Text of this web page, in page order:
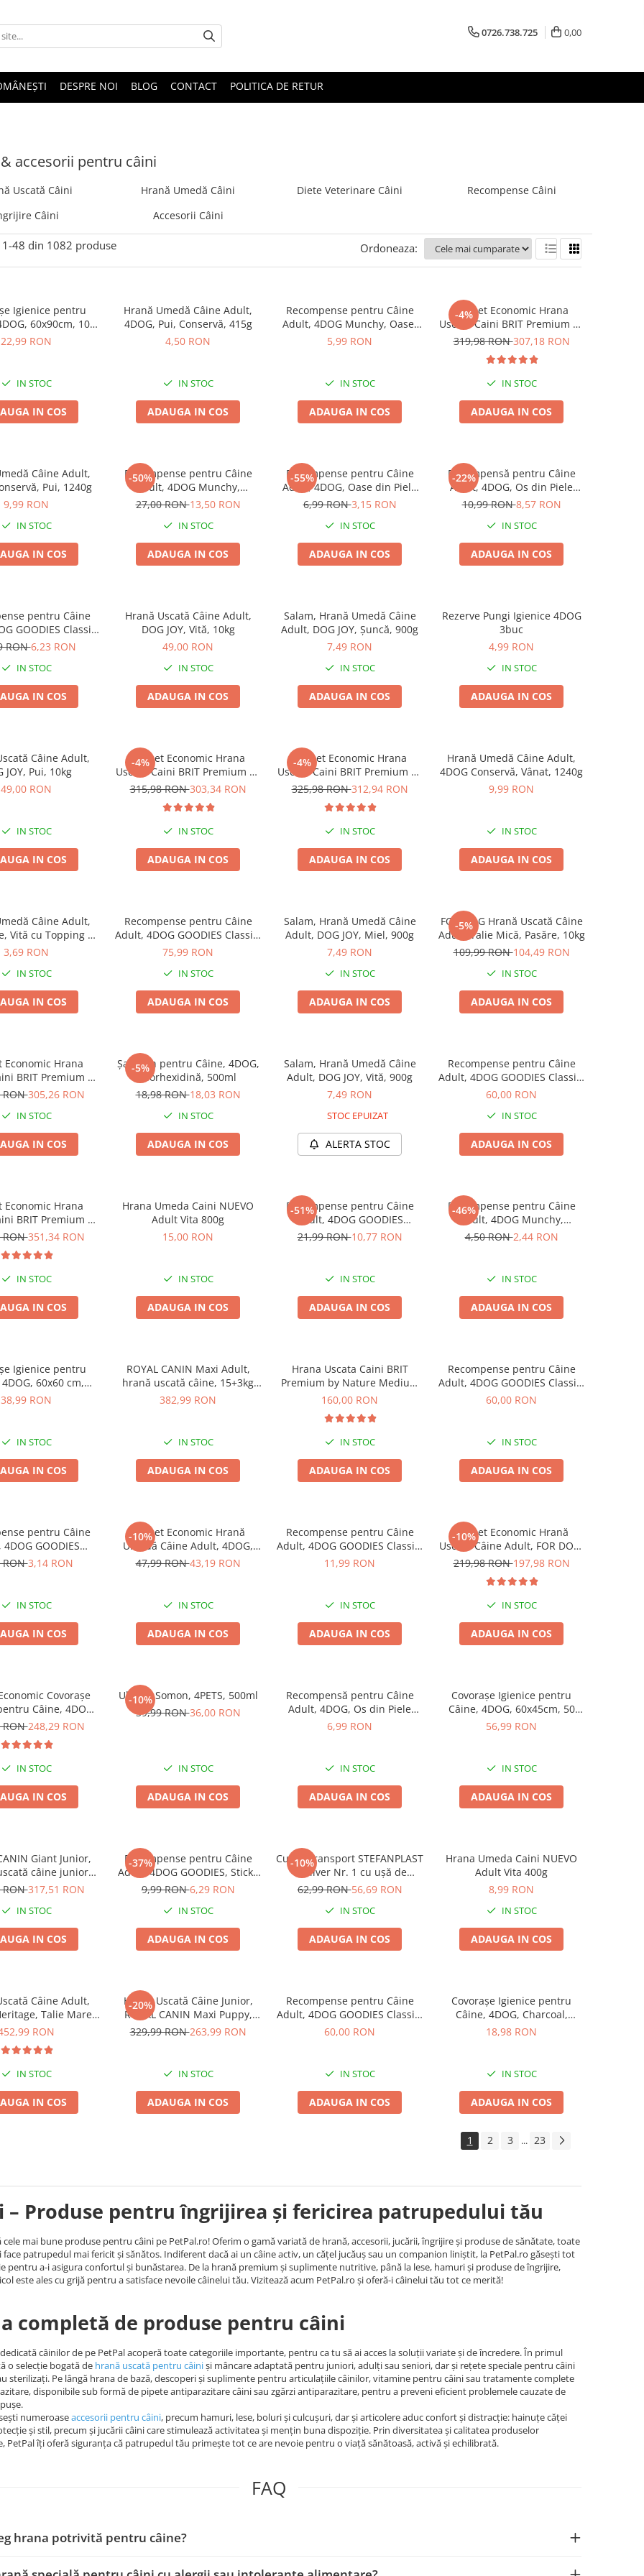
0726.738.725 0,00
DESPRE NOI BLOG CONTACT POLITICA DE RETUR
accesorii pentru câini
Uscată Câini Hrană Umedă Câini Diete Veterinare Câini
Recompense Câini
Câini
Accesorii Câini
1-48 din 1082 produse Ordoneaza:
Igienice pentru
60x90cm, 10
bucăți
22,99 RON
IN STOC
IN COS
Hrană Umedă Câine Adult,
4DOG, Pui, Conservă, 415g
4,50 RON
IN STOC
ADAUGA IN COS
Recompense pentru Câine
Adult, 4DOG Munchy, Oase,
Vită, 10cm, 3 bucăți
5,99 RON
IN STOC
ADAUGA IN COS
-4%
Pachet Economic Hrana
Uscata Caini BRIT Premium by
Nature Medium Adult 2x15kg
319,98 RON307,18 RON
IN STOC
ADAUGA IN COS
Câine Adult,
Pui, 1240g
9,99 RON
IN STOC
IN COS
-50%
Recompense pentru Câine
Adult, 4DOG Munchy,
Batoane, Vită, 12.5cm, 100
27,00 RON13,50 RON
IN STOC
ADAUGA IN COS
-55%
Recompense pentru Câine
Adult, 4DOG, Oase din Piele
Presată, 8.5cm, 3 bucăți
6,99 RON3,15 RON
IN STOC
ADAUGA IN COS
-22%
Recompensă pentru Câine
Adult, 4DOG, Os din Piele
Presată, 22cm
10,99 RON8,57 RON
IN STOC
ADAUGA IN COS
pentru Câine
GOODIES Classic,
Pui și Orez, 100g
RON6,23 RON
IN STOC
IN COS
Hrană Uscată Câine Adult,
DOG JOY, Vită, 10kg
49,00 RON
IN STOC
ADAUGA IN COS
Salam, Hrană Umedă Câine
Adult, DOG JOY, Șuncă, 900g
7,49 RON
IN STOC
ADAUGA IN COS
Rezerve Pungi Igienice 4DOG
3buc
4,99 RON
IN STOC
ADAUGA IN COS
Câine Adult,
JOY, Pui, 10kg
49,00 RON
IN STOC
IN COS
-4%
Pachet Economic Hrana
Uscata Caini BRIT Premium by
Nature Maxi/Giant Senior
315,98 RON303,34 RON
IN STOC
ADAUGA IN COS
-4%
Pachet Economic Hrana
Uscata Caini BRIT Premium by
Nature Maxi Adult 2x15kg
325,98 RON312,94 RON
IN STOC
ADAUGA IN COS
Hrană Umedă Câine Adult,
4DOG Conservă, Vânat, 1240g
9,99 RON
IN STOC
ADAUGA IN COS
Câine Adult,
Vită cu Topping de
Legume, 150g
3,69 RON
IN STOC
IN COS
Recompense pentru Câine
Adult, 4DOG GOODIES Classic,
Piele Presată și Pui, 1kg
75,99 RON
IN STOC
ADAUGA IN COS
Salam, Hrană Umedă Câine
Adult, DOG JOY, Miel, 900g
7,49 RON
IN STOC
ADAUGA IN COS
-5%
FOR DOG Hrană Uscată Câine
Adult, Talie Mică, Pasăre, 10kg
109,99 RON104,49 RON
IN STOC
ADAUGA IN COS
Economic Hrana
BRIT Premium by
Light 2x15kg
RON305,26 RON
IN STOC
IN COS
-5%
Șampon pentru Câine, 4DOG,
Clorhexidină, 500ml
18,98 RON18,03 RON
IN STOC
ADAUGA IN COS
Salam, Hrană Umedă Câine
Adult, DOG JOY, Vită, 900g
7,49 RON
STOC EPUIZAT
ALERTA STOC
Recompense pentru Câine
Adult, 4DOG GOODIES Classic,
Dumbbells cu Pui, 1kg
60,00 RON
IN STOC
ADAUGA IN COS
Economic Hrana
BRIT Premium by
Adult 2x15kg
RON351,34 RON
IN STOC
IN COS
Hrana Umeda Caini NUEVO
Adult Vita 800g
15,00 RON
IN STOC
ADAUGA IN COS
-51%
Recompense pentru Câine
Adult, 4DOG GOODIES
Trainer, Miel și Orez, 500g
21,99 RON10,77 RON
IN STOC
ADAUGA IN COS
-46%
Recompense pentru Câine
Adult, 4DOG Munchy,
Batoane, Vită, 12.5cm, 10
4,50 RON2,44 RON
IN STOC
ADAUGA IN COS
Igienice pentru
60x60 cm,
30 buc
38,99 RON
IN STOC
IN COS
ROYAL CANIN Maxi Adult,
hrană uscată câine, 15+3kg
CADOU
382,99 RON
IN STOC
ADAUGA IN COS
Hrana Uscata Caini BRIT
Premium by Nature Medium
Adult 15kg
160,00 RON
IN STOC
ADAUGA IN COS
Recompense pentru Câine
Adult, 4DOG GOODIES Classic,
Copan de Pui, 1kg
60,00 RON
IN STOC
ADAUGA IN COS
pentru Câine
4DOG GOODIES
Vită, 150g
RON3,14 RON
IN STOC
IN COS
-10%
Pachet Economic Hrană
Umedă Câine Adult, 4DOG,
Pui în sos, 24x100g
47,99 RON43,19 RON
IN STOC
ADAUGA IN COS
Recompense pentru Câine
Adult, 4DOG GOODIES Classic,
Sticks Piele Presată, 100g
11,99 RON
IN STOC
ADAUGA IN COS
-10%
Pachet Economic Hrană
Uscată Câine Adult, FOR DOG,
Talie Mică, Pasăre, 10kg
219,98 RON197,98 RON
IN STOC
ADAUGA IN COS
Covorașe
Câine, 4DOG,
12x10 bucăți
RON248,29 RON
IN STOC
IN COS
-10%
Ulei de Somon, 4PETS, 500ml
39,99 RON36,00 RON
IN STOC
ADAUGA IN COS
Recompensă pentru Câine
Adult, 4DOG, Os din Piele
Presată, 15cm
6,99 RON
IN STOC
ADAUGA IN COS
Covorașe Igienice pentru
Câine, 4DOG, 60x45cm, 50
bucăți
56,99 RON
IN STOC
ADAUGA IN COS
Giant Junior,
câine junior
de crestere, 15kg
RON317,51 RON
IN STOC
IN COS
-37%
Recompense pentru Câine
Adult, 4DOG GOODIES, Sticks
din Orez, Talie Mică, 12 cm, 6
9,99 RON6,29 RON
IN STOC
ADAUGA IN COS
-10%
Cușcă Transport STEFANPLAST
Gulliver Nr. 1 cu ușă de
plastic, White Travertine,
62,99 RON56,69 RON
IN STOC
ADAUGA IN COS
Hrana Umeda Caini NUEVO
Adult Vita 400g
8,99 RON
IN STOC
ADAUGA IN COS
Câine Adult,
Talie Mare,
17kgRON
IN STOC
IN COS
-20%
Hrană Uscată Câine Junior,
ROYAL CANIN Maxi Puppy,
12kg
329,99 RON263,99 RON
IN STOC
ADAUGA IN COS
Recompense pentru Câine
Adult, 4DOG GOODIES Classic,
Os din Calciu cu Pui, 1kg
60,00 RON
IN STOC
ADAUGA IN COS
Covorașe Igienice pentru
Câine, 4DOG, Charcoal,
60x60cm, 10 bucăți
18,98 RON
IN STOC
ADAUGA IN COS
1 2 3 ... 23
– Produse pentru îngrijirea și fericirea patrupedului tău
cele mai bune produse pentru câini pe PetPal.ro! Oferim o gamă variată de hrană, accesorii, jucării, îngrijire și produse de sănătate, toate
patrupedul mai fericit și sănătos. Indiferent dacă ai un câine activ, un cățel jucăuș sau un companion liniștit, la PetPal.ro găsești tot
pentru a-i asigura confortul și bunăstarea. De la hrană premium și suplimente nutritive, până la lese, hamuri și produse de îngrijire,
este ales cu grijă pentru a satisface nevoile câinelui tău. Vizitează acum PetPal.ro și oferă-i câinelui tău tot ce merită!
completă de produse pentru câini
câinilor de pe PetPal acoperă toate categoriile importante, pentru ca tu să ai acces la soluții variate și de încredere. În primul
o selecție bogată de hrană uscată pentru câiniși mâncare adaptată pentru juniori, adulți sau seniori, dar și rețete speciale pentru câini
sterilizați. Pe lângă hrana de bază, descoperi și suplimente pentru articulațiile câinilor, vitamine pentru câini sau tratamente complete
disponibile sub formă de pipete antiparazitare câini sau zgărzi antiparazitare, pentru a preveni eficient problemele cauzate de
numeroaseaccesorii pentru câini, precum hamuri, lese, boluri și culcușuri, dar și articolere aduc confort și distracție: hainuțe căței
și stil, precum și jucării câini care stimulează activitatea și mențin buna dispoziție. Prin diversitatea și calitatea produselor
PetPal îți oferă siguranța că patrupedul tău primește tot ce are nevoie pentru o viață sănătoasă, activă și echilibrată.
FAQ
hrana potrivită pentru câine?